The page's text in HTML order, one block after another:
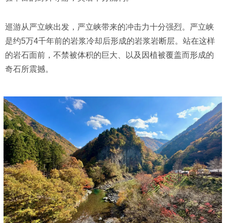
巡游从严立峡出发，严立峡带来的冲击力十分强烈。严立峡
是约5万4千年前的岩浆冷却后形成的岩浆岩断层。站在这样
的岩石面前，不禁被体积的巨大、以及因植被覆盖而形成的
奇石所震撼。